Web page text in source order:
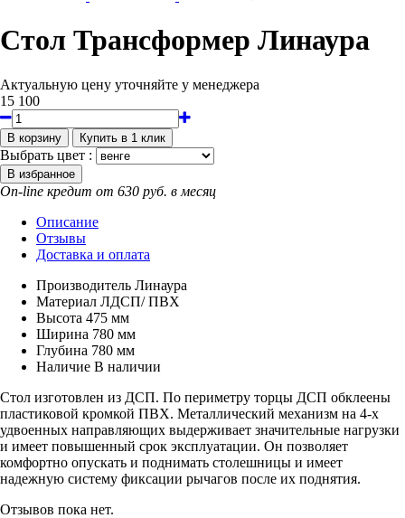
Стол Трансформер Линаура
Актуальную цену уточняйте у менеджера
15 100
Выбрать цвет :
On-line кредит от 630 руб. в месяц
Описание
Отзывы
Доставка и оплата
Производитель Линаура
Материал ЛДСП/ ПВХ
Высота 475 мм
Ширина 780 мм
Глубина 780 мм
Наличие В наличии
Стол изготовлен из ДСП. По периметру торцы ДСП обклеены
пластиковой кромкой ПВХ. Металлический механизм на 4-х
удвоенных направляющих выдерживает значительные нагрузки
и имеет повышенный срок эксплуатации. Он позволяет
комфортно опускать и поднимать столешницы и имеет
надежную систему фиксации рычагов после их поднятия.
Отзывов пока нет.